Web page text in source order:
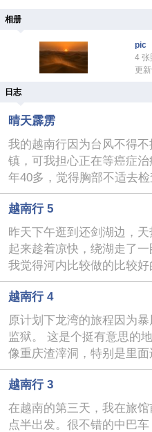
相册
pic
4 张
更
日志
晴天霹雳
我的越南行因为台风不得
镇，可我担心正在等癌症
年40多，觉得胸部不适去
越南行 5
昨天下午逛到还剑湖边，
起来趁着凉快，绕湖走了
我觉得河内比较做的比较好
越南行 4
原计划下龙湾的旅程因为
监狱。 这是个挺有意思的
像重庆渣滓洞，特别是里面
越南行 3
在越南的第三天，我在旅
点半出发。很不错的中巴